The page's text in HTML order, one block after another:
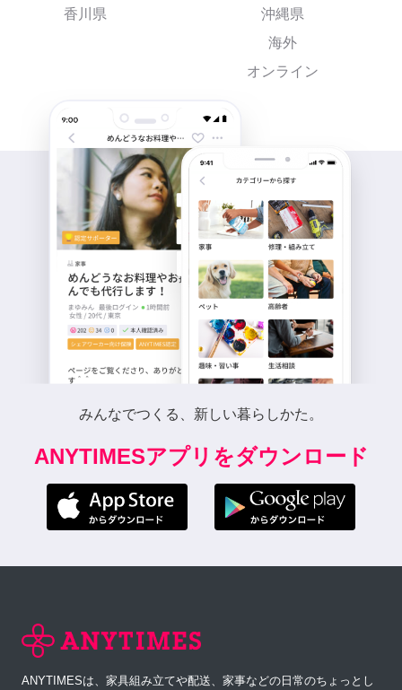
香川県
沖縄県
海外
オンライン
みんなでつくる、新しい暮らしかた。
ANYTIMESアプリをダウンロード
ANYTIMESは、家具組み立てや配送、家事などの日常のちょっとし